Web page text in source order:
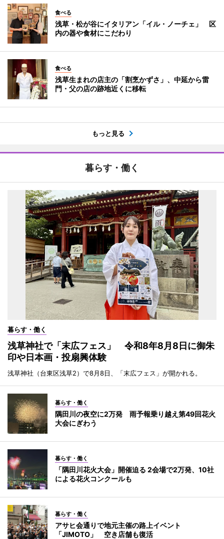
食べる
浅草・松が谷にイタリアン「イル・ノーチェ」 区
内の器や食材にこだわり
食べる
浅草生まれの店主の「割烹かずさ」、中延から雷
門・父の店の跡地近くに移転
もっと見る
暮らす・働く
暮らす・働く
浅草神社で「末広フェス」 令和8年8月8日に御朱
印や日本画・投扇興体験
浅草神社（台東区浅草2）で8月8日、「末広フェス」が開かれる。
暮らす・働く
隅田川の夜空に2万発 雨予報乗り越え第49回花火
大会にぎわう
暮らす・働く
「隅田川花火大会」開催迫る 2会場で2万発、10社
による花火コンクールも
暮らす・働く
アサヒ会通りで地元主催の路上イベント
「JIMOTO」 空き店舗も復活